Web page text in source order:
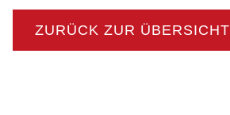
ZURÜCK ZUR ÜBERSICHT